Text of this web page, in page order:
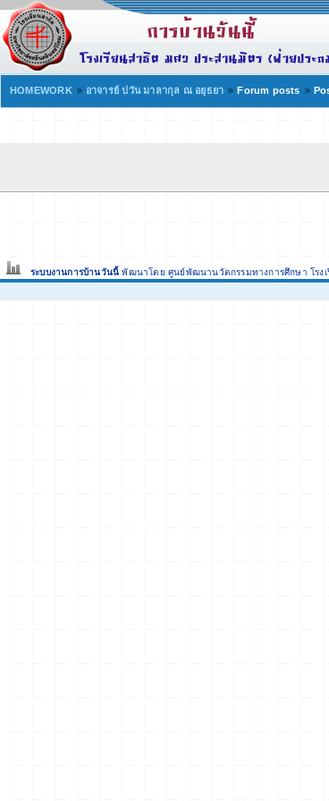
HOMEWORK อาจารย์ ปวัน มาลากุล ณ อยุธยา Forum posts
ระบบงานการบ้านวันนี้ พัฒนาโดย ศูนย์พัฒนานวัตกรรมทางการศึกษา โรง